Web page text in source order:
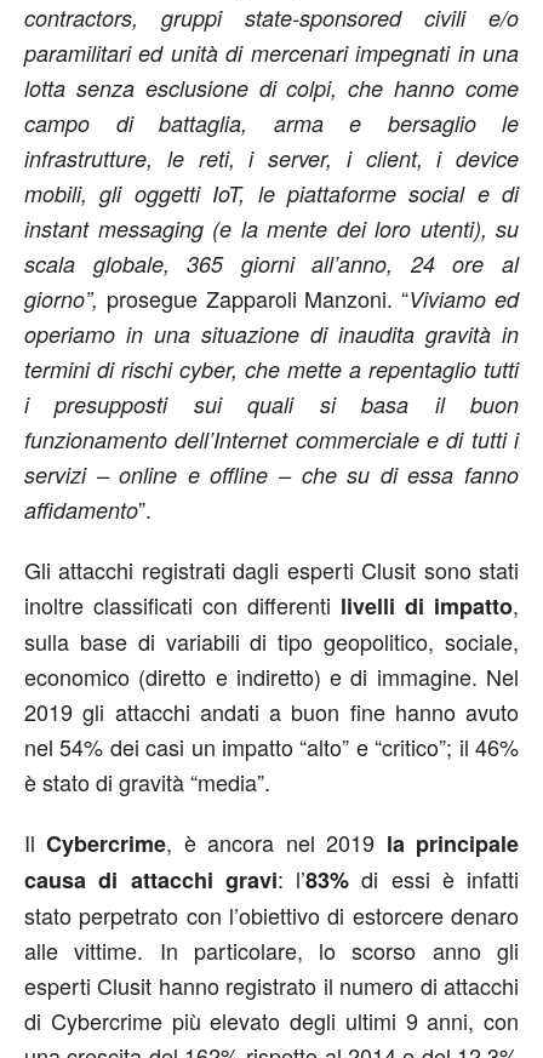
contractors, gruppi state-sponsored civili e/o
paramilitari ed unità di mercenari impegnati in una
lotta senza esclusione di colpi, che hanno come
campo di battaglia, arma e bersaglio le
infrastrutture, le reti, i server, i client, i device
mobili, gli oggetti IoT, le piattaforme social e di
instant messaging (e la mente dei loro utenti), su
scala globale, 365 giorni all’anno, 24 ore al
giorno”, prosegue Zapparoli Manzoni. “Viviamo ed
operiamo in una situazione di inaudita gravità in
termini di rischi cyber, che mette a repentaglio tutti
i presupposti sui quali si basa il buon
funzionamento dell’Internet commerciale e di tutti i
servizi – online e offline – che su di essa fanno
affidamento”.
Gli attacchi registrati dagli esperti Clusit sono stati
inoltre classificati con differenti livelli di impatto,
sulla base di variabili di tipo geopolitico, sociale,
economico (diretto e indiretto) e di immagine. Nel
2019 gli attacchi andati a buon fine hanno avuto
nel 54% dei casi un impatto “alto” e “critico”; il 46%
è stato di gravità “media”.
IlCybercrime, è ancora nel 2019 la principale
causa di attacchi gravi: l’83% di essi è infatti
stato perpetrato con l’obiettivo di estorcere denaro
alle vittime. In particolare, lo scorso anno gli
esperti Clusit hanno registrato il numero di attacchi
di Cybercrime più elevato degli ultimi 9 anni, con